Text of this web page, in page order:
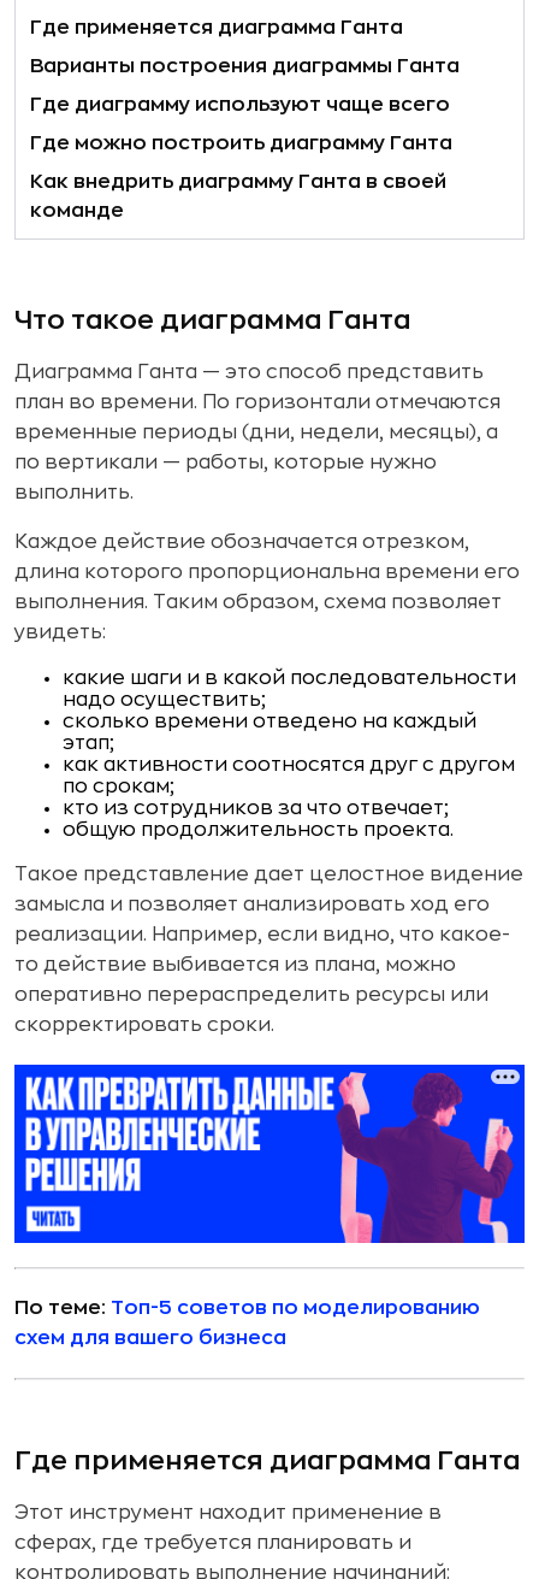
Где применяется диаграмма Ганта
Варианты построения диаграммы Ганта
Где диаграмму используют чаще всего
Где можно построить диаграмму Ганта
Как внедрить диаграмму Ганта в своей
команде
Что такое диаграмма Ганта
Диаграмма Ганта — это способ представить
план во времени. По горизонтали отмечаются
временные периоды (дни, недели, месяцы), а
по вертикали — работы, которые нужно
выполнить.
Каждое действие обозначается отрезком,
длина которого пропорциональна времени его
выполнения. Таким образом, схема позволяет
увидеть:
какие шаги и в какой последовательности
надо осуществить;
сколько времени отведено на каждый
этап;
как активности соотносятся друг с другом
по срокам;
кто из сотрудников за что отвечает;
общую продолжительность проекта.
Такое представление дает целостное видение
замысла и позволяет анализировать ход его
реализации. Например, если видно, что какое-
то действие выбивается из плана, можно
оперативно перераспределить ресурсы или
скорректировать сроки.
По теме: Топ-5 советов по моделированию
схем для вашего бизнеса
Где применяется диаграмма Ганта
Этот инструмент находит применение в
сферах, где требуется планировать и
контролировать выполнение начинаний: